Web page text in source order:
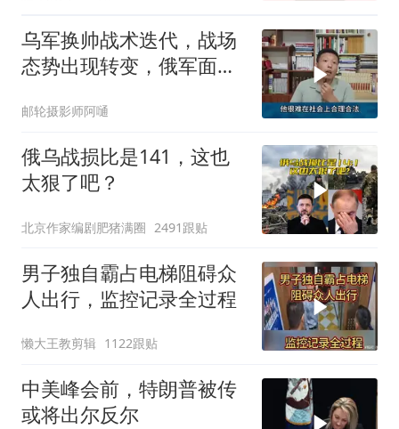
乌军换帅战术迭代，战场
态势出现转变，俄军面临
邮轮摄影师阿嗵
俄乌战损比是141，这也
太狠了吧？
北京作家编剧肥猪满圈 2491跟贴
男子独自霸占电梯阻碍众
人出行，监控记录全过程
懒大王教剪辑 1122跟贴
中美峰会前，特朗普被传
或将出尔反尔